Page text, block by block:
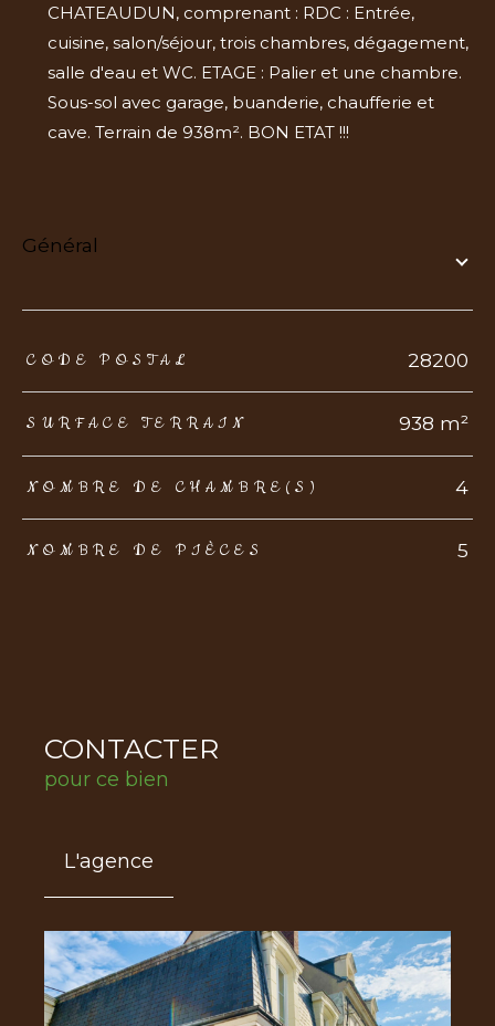
CHATEAUDUN, comprenant : RDC : Entrée,
cuisine, salon/séjour, trois chambres, dégagement,
salle d'eau et WC. ETAGE : Palier et une chambre.
Sous-sol avec garage, buanderie, chaufferie et
cave. Terrain de 938m². BON ETAT !!!
général
TRAD_ZEPHYR_Caracteristique TRAD_ZEPHYR_Valeurs
CODE POSTAL 28200
SURFACE TERRAIN 938 m²
NOMBRE DE CHAMBRE(S) 4
NOMBRE DE PIÈCES 5
CONTACTER
pour ce bien
L'agence